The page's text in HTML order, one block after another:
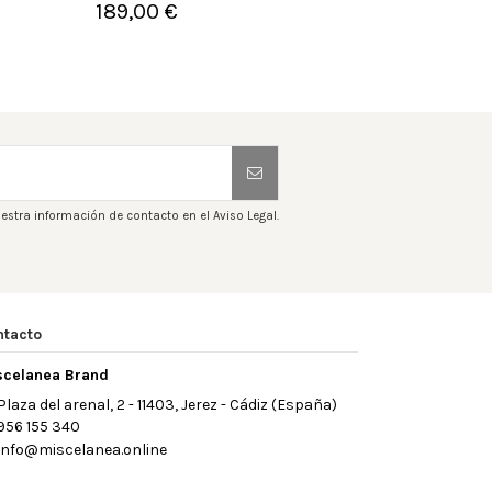
189,00 €
Añadir al carrito
información de contacto en el Aviso Legal.
Brand
del arenal, 2 - 11403, Jerez - Cádiz (España)
155 340